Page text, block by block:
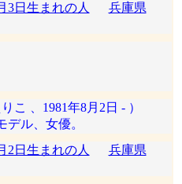
3日生まれの人
兵庫県
こ 、1981年8月2日 - ）
ル、女優。
2日生まれの人
兵庫県